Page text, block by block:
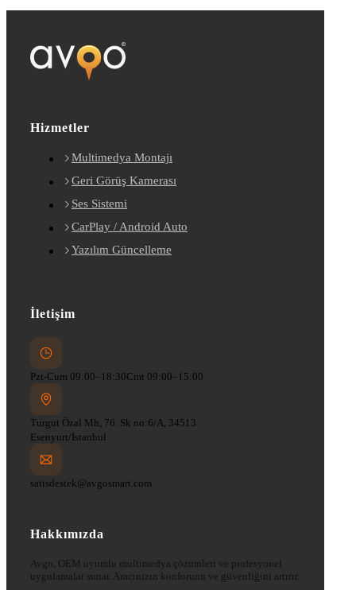
Hizmetler
Multimedya Montajı
Geri Görüş Kamerası
Ses Sistemi
CarPlay / Android Auto
Yazılım Güncelleme
İletişim
Pzt-Cum 09:00–18:30Cmt 09:00–15:00
Turgut Özal Mh, 76. Sk no:6/A, 34513
Esenyurt/İstanbul
satisdestek@avgosmart.com
Hakkımızda
Avgo, OEM uyumlu multimedya çözümleri ve profesyonel
uygulamalar sunar. Aracınızın konforunu ve güvenliğini artırır.